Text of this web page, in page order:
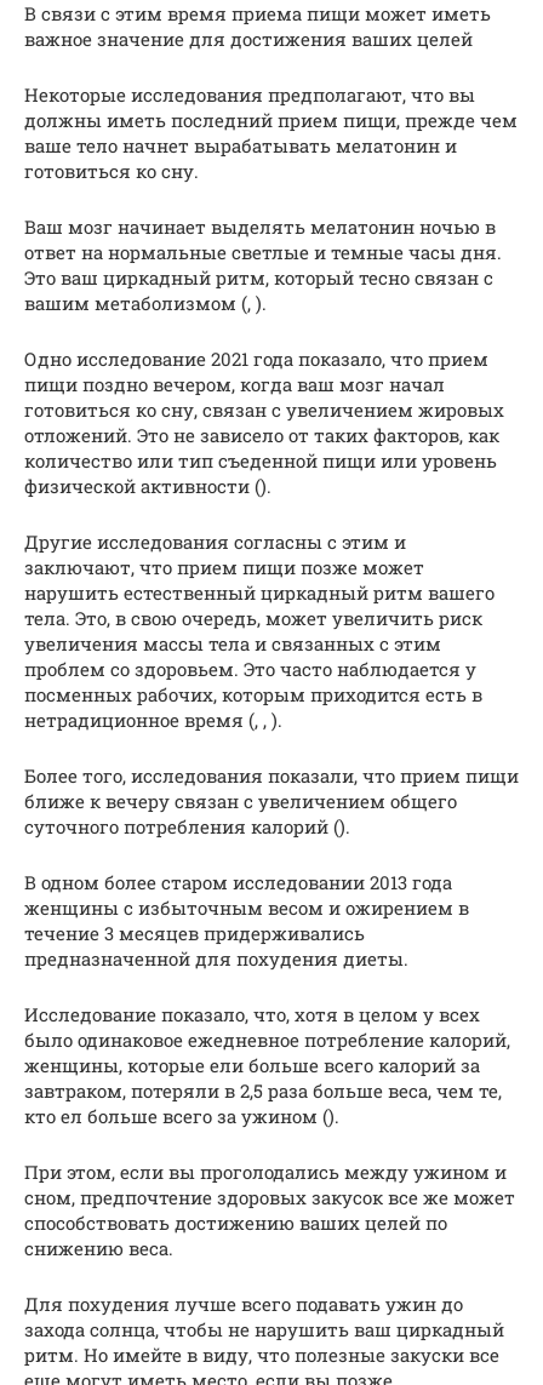
В связи с этим время приема пищи может иметь
важное значение для достижения ваших целей
Некоторые исследования предполагают, что вы
должны иметь последний прием пищи, прежде чем
ваше тело начнет вырабатывать мелатонин и
готовиться ко сну.
Ваш мозг начинает выделять мелатонин ночью в
ответ на нормальные светлые и темные часы дня.
Это ваш циркадный ритм, который тесно связан с
вашим метаболизмом (, ).
Одно исследование 2021 года показало, что прием
пищи поздно вечером, когда ваш мозг начал
готовиться ко сну, связан с увеличением жировых
отложений. Это не зависело от таких факторов, как
количество или тип съеденной пищи или уровень
физической активности ().
Другие исследования согласны с этим и
заключают, что прием пищи позже может
нарушить естественный циркадный ритм вашего
тела. Это, в свою очередь, может увеличить риск
увеличения массы тела и связанных с этим
проблем со здоровьем. Это часто наблюдается у
посменных рабочих, которым приходится есть в
нетрадиционное время (, , ).
Более того, исследования показали, что прием пищи
ближе к вечеру связан с увеличением общего
суточного потребления калорий ().
В одном более старом исследовании 2013 года
женщины с избыточным весом и ожирением в
течение 3 месяцев придерживались
предназначенной для похудения диеты.
Исследование показало, что, хотя в целом у всех
было одинаковое ежедневное потребление калорий,
женщины, которые ели больше всего калорий за
завтраком, потеряли в 2,5 раза больше веса, чем те,
кто ел больше всего за ужином ().
При этом, если вы проголодались между ужином и
сном, предпочтение здоровых закусок все же может
способствовать достижению ваших целей по
снижению веса.
Для похудения лучше всего подавать ужин до
захода солнца, чтобы не нарушить ваш циркадный
ритм. Но имейте в виду, что полезные закуски все